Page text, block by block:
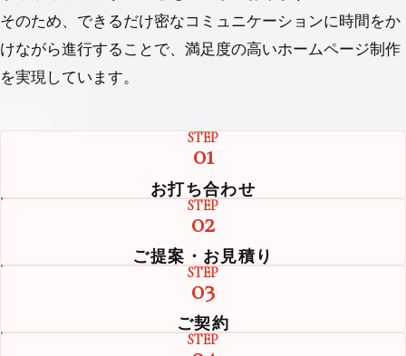
そのため、できるだけ密なコミュニケーションに時間をか
けながら進⾏することで、満⾜度の⾼いホームページ制作
を実現しています。
STEP
01
お打ち合わせ
STEP
02
ご提案・お見積り
STEP
03
ご契約
STEP